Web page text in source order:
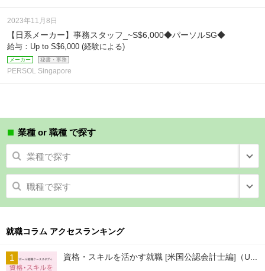
【日系メーカー】事務スタッフ_~S$6,000◆パーソルSG◆
給与：Up to S$6,000 (経験による)
メーカー 秘書・事務
2023年11月8日
PERSOL Singapore
業種 or 職種 で探す
業種で探す
職種で探す
就職コラム アクセスランキング
資格・スキルを活かす就職 [米国公認会計士編]（U...